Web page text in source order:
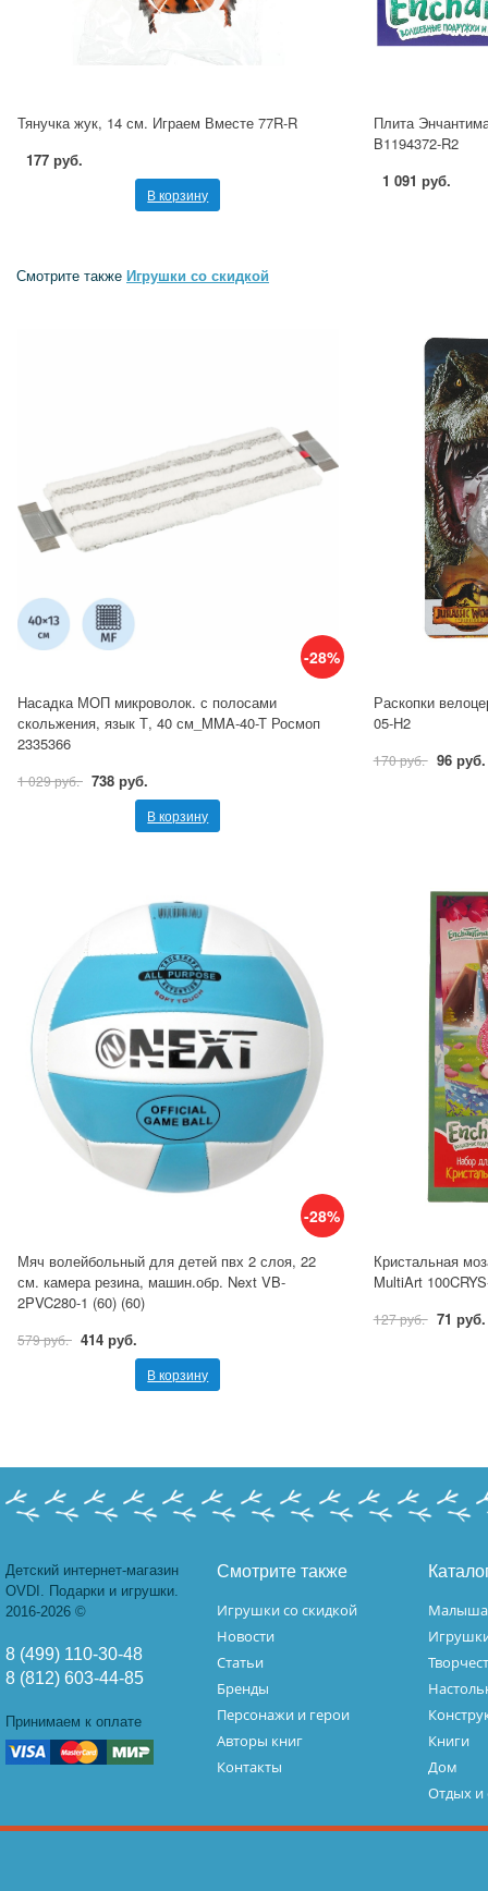
Тянучка жук, 14 см. Играем Вместе 77R-R
177 руб.
В корзину
Плита
B1194372-R2
1 091 руб.
Смотрите также Игрушки со скидкой
-28%
Насадка МОП микроволок. с полосами
скольжения, язык Т, 40 см_MMA-40-T Росмоп
2335366
1 029 руб. 738 руб.
В корзину
Раскопки
05-H2
170 руб. 96 руб.
-28%
Мяч волейбольный для детей пвх 2 слоя, 22
см. камера резина, машин.обр. Next VB-
2PVC280-1 (60) (60)
579 руб. 414 руб.
В корзину
Кристальная
MultiArt
127 руб. 71 руб.
Детский интернет-магазин
OVDI. Подарки и игрушки.
2016-2026 ©
8 (499) 110-30-48
8 (812) 603-44-85
Принимаем к оплате
Смотрите также
Игрушки со скидкой
Новости
Статьи
Бренды
Персонажи и герои
Авторы книг
Контакты
Книги
Дом
Отдых и